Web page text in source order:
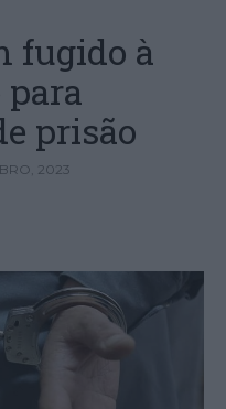
fugido à
prisão
2023